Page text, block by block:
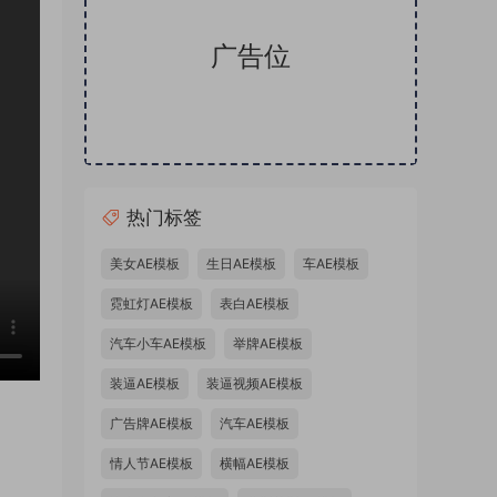
广告位
热门标签
美女AE模板 生日AE模板 车AE模板
霓虹灯AE模板 表白AE模板
汽车小车AE模板 举牌AE模板
装逼AE模板 装逼视频AE模板
广告牌AE模板 汽车AE模板
情人节AE模板 横幅AE模板